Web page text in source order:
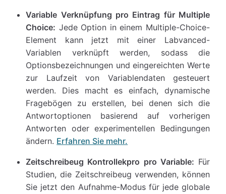
Variable Verknüpfung pro Eintrag für Multiple
Choice: Jede Option in einem Multiple-Choice-
Element kann jetzt mit einer Labvanced-
Variablen verknüpft werden, sodass die
Optionsbezeichnungen und eingereichten Werte
zur Laufzeit von Variablendaten gesteuert
werden. Dies macht es einfach, dynamische
Fragebögen zu erstellen, bei denen sich die
Antwortoptionen basierend auf vorherigen
Antworten oder experimentellen Bedingungen
ändern. Erfahren Sie mehr.
Zeitschreibeug Kontrollekpro pro Variable: Für
Studien, die Zeitschreibeug verwenden, können
Sie jetzt den Aufnahme-Modus für jede globale